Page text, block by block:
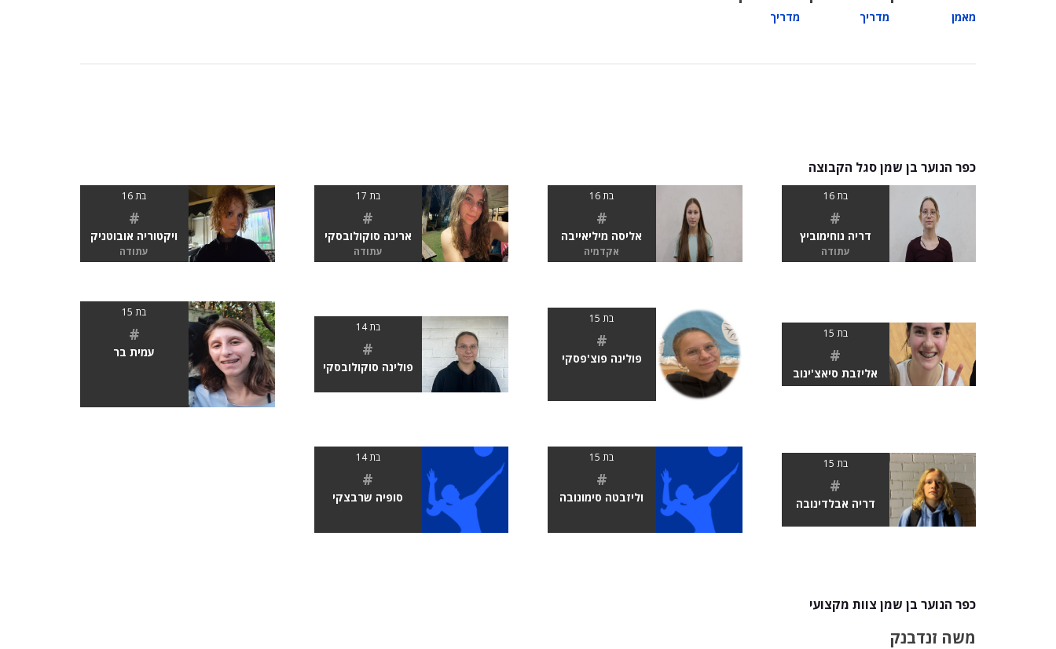
מאמן מדריך מדריך
כפר הנוער בן שמן סגל הקבוצה
בת 16
#
דריה נוחימוביץ
עתודה
בת 16
#
אליסה מיליאייבה
אקדמיה
בת 17
#
ארינה סוקולובסקי
עתודה
בת 16
#
ויקטוריה אובוטניק
עתודה
בת 15
#
אליזבת סיאצ'ינוב
בת 15
#
פולינה פוצ'פסקי
בת 14
#
פולינה סוקולובסקי
בת 15
#
עמית בר
בת 15
#
דריה אבלדינובה
בת 15
#
וליזבטה סימונובה
בת 14
#
סופיה שרבצקי
כפר הנוער בן שמן צוות מקצועי
משה זנדבנק